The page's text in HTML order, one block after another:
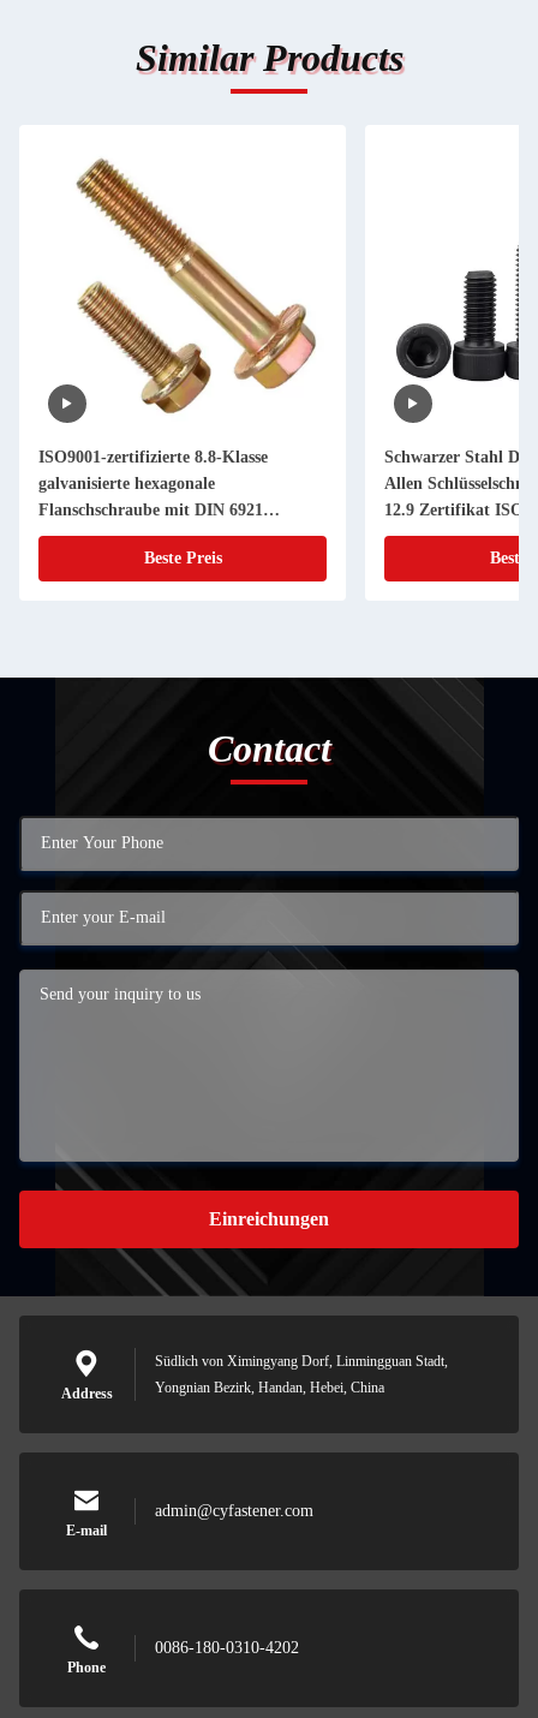
Similar Products
ISO9001-zertifizierte 8.8-Klasse
galvanisierte hexagonale
Flanschschraube mit DIN 6921
Zahnspüler
Beste Preis
Schwarzer Stahl
Allen
12.9 Zertifikat
Beste
Contact
Einreichungen
Address
Südlich von Ximingyang Dorf, Linmingguan Stadt,
Yongnian Bezirk, Handan, Hebei, China
E-mail
admin@cyfastener.com
Phone
0086-180-0310-4202